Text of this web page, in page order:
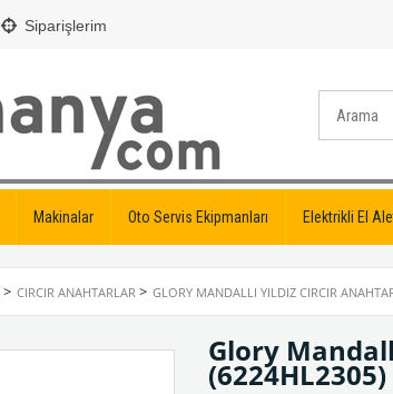
Siparişlerim
Makinalar Oto Servis Ekipmanları Elektrikli El
> CIRCIR ANAHTARLAR > GLORY MANDALLI YILDIZ CIRCIR
Glory
(6224HL2305)